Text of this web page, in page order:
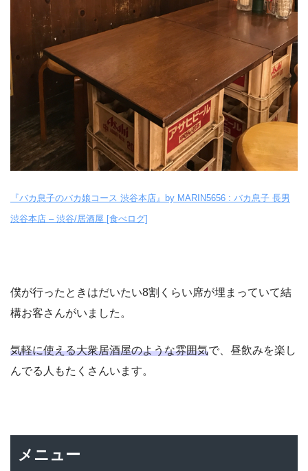
『バカ息子のバカ娘コース 渋谷本店』by MARIN5656 : バカ息子 長男
渋谷本店 – 渋谷/居酒屋 [食べログ]
僕が行ったときはだいたい8割くらい席が埋まっていて結
構お客さんがいました。
気軽に使える大衆居酒屋のような雰囲気で、昼飲みを楽し
んでる人もたくさんいます。
メニュー